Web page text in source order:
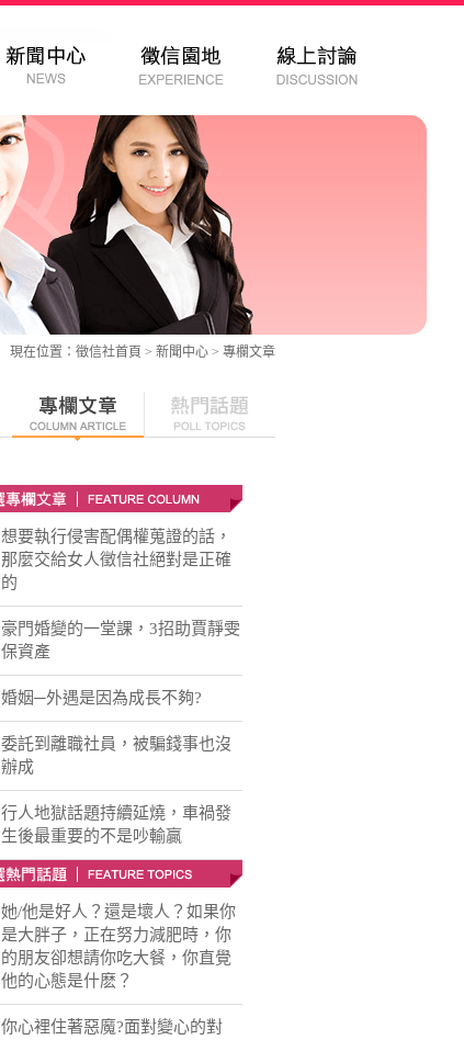
現在位置： 徵信社首頁 > 新聞中心 > 專欄文章
想要執行侵害配偶權蒐證的話，
那麼交給女人徵信社絕對是正確
的
豪門婚變的一堂課，3招助賈靜雯
保資產
婚姻─外遇是因為成長不夠?
委託到離職社員，被騙錢事也沒
辦成
行人地獄話題持續延燒，車禍發
生後最重要的不是吵輸贏
她/他是好人？還是壞人？如果你
是大胖子，正在努力減肥時，你
的朋友卻想請你吃大餐，你直覺
他的心態是什麽？
你心裡住著惡魔?面對變心的對